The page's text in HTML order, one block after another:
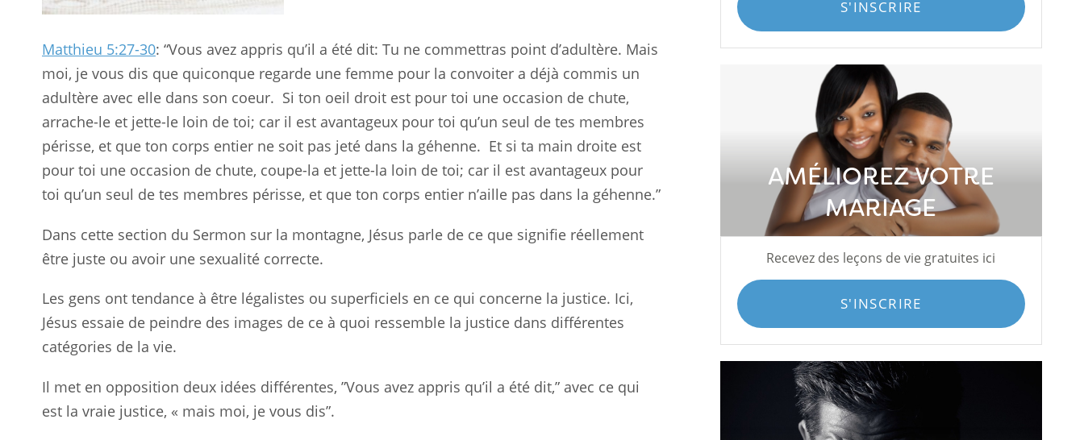
Matthieu 5:27-30: “Vous avez appris qu’il a été dit: Tu ne commettras point d’adultère. Mais
moi, je vous dis que quiconque regarde une femme pour la convoiter a déjà commis un
adultère avec elle dans son coeur. Si ton oeil droit est pour toi une occasion de chute,
arrache-le et jette-le loin de toi; car il est avantageux pour toi qu’un seul de tes membres
périsse, et que ton corps entier ne soit pas jeté dans la géhenne. Et si ta main droite est
pour toi une occasion de chute, coupe-la et jette-la loin de toi; car il est avantageux pour
toi qu’un seul de tes membres périsse, et que ton corps entier n’aille pas dans la géhenne.”
Dans cette section du Sermon sur la montagne, Jésus parle de ce que signifie réellement
être juste ou avoir une sexualité correcte.
Les gens ont tendance à être légalistes ou superficiels en ce qui concerne la justice. Ici,
Jésus essaie de peindre des images de ce à quoi ressemble la justice dans différentes
catégories de la vie.
Il met en opposition deux idées différentes, ”Vous avez appris qu’il a été dit,” avec ce qui
est la vraie justice, « mais moi, je vous dis”.
S'INSCRIRE
AMÉLIOREZ VOTRE
MARIAGE
Recevez des leçons de vie gratuites ici
S'INSCRIRE